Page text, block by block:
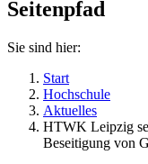
Seitenpfad
Sie sind hier:
Start
Hochschule
Aktuelles
HTWK Leipzig
Beseitigung von